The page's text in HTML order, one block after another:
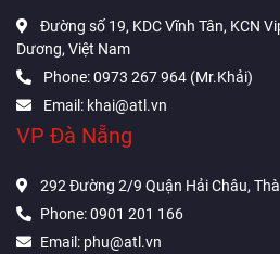
Đường số 19, KDC Vĩnh Tân, KCN
Dương, Việt Nam
Phone: 0973 267 964 (Mr.Khải)
Email: khai@atl.vn
VP Đà Nẵng
292 Đường 2/9 Quận Hải Châu,
Phone: 0901 201 166
Email: phu@atl.vn